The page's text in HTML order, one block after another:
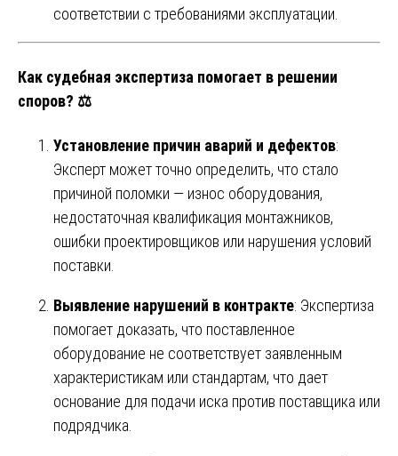
соответствии с требованиями эксплуатации.
Как судебная экспертиза помогает в решении
споров? ⚖️
Установление причин аварий и дефектов:
Эксперт может точно определить, что стало
причиной поломки — износ оборудования,
недостаточная квалификация монтажников,
ошибки проектировщиков или нарушения условий
поставки.
Выявление нарушений в контракте: Экспертиза
помогает доказать, что поставленное
оборудование не соответствует заявленным
характеристикам или стандартам, что дает
основание для подачи иска против поставщика или
подрядчика.